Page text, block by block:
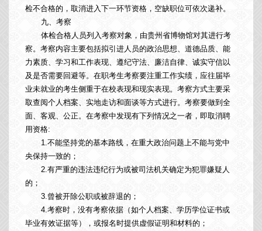
检不合格的，取消进入下一环节资格，空缺职位可依次递补。
九、考察
体检合格人员列入考察对象，由贵州省博物馆对其进行考
察。考察内容主要包括拟引进人员的政治思想、道德品质、能
力素质、学习和工作表现、遵纪守法、廉洁自律、诚实守信以
及是否需要回避等。在职考生考察要注重工作实绩，应往届毕
业未就业的考生侧重于在校表现和现实表现。考察方式主要采
取查阅个人档案、实地走访和面谈等方式进行。考察要做到全
面、客观、公正。在考察中发现有下列情况之一者，即取消聘
用资格:
1.不能坚持党的基本路线，在重大政治问题上不能与党中
央保持一致的；
2.有严重的违法违纪行为或被司法机关确定为犯罪嫌疑人
的；
3.曾被开除公职或被辞退的；
4.考察时，没有考察依据（如个人档案、学历学位证书或
毕业有效证据等），或报名时提供虚假证明和材料的；